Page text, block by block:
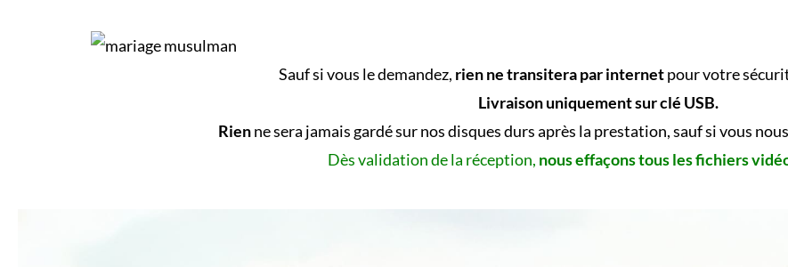
Sauf si vous le demandez, rien ne transitera par internetpour votre
Livraison uniquement sur clé USB.
Rienne sera jamais gardé sur nos disques durs après la prestation, sauf si vous
Dès validation de la réception, nous effaçons tous les fichiers